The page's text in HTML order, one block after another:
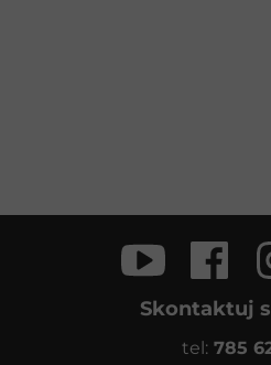
Skontaktuj
tel: 785